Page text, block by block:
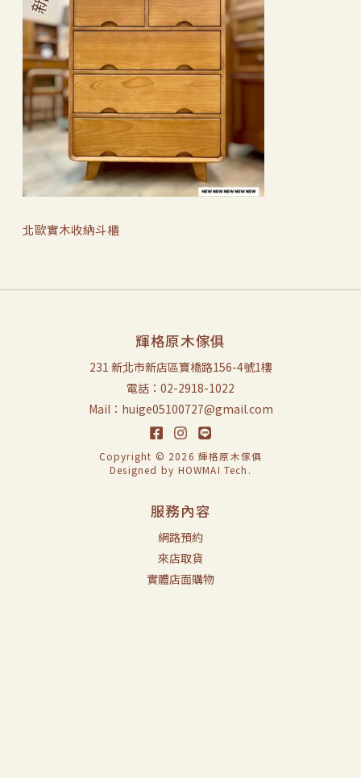
北歐實木收納斗櫃
輝格原木傢俱
231 新北市新店區寶橋路156-4號1樓
電話：02-2918-1022
Mail：huige05100727@gmail.com
Copyright © 2026 輝格原木傢俱
Designed by HOWMAI Tech .
服務內容
網路預約
來店取貨
實體店面購物